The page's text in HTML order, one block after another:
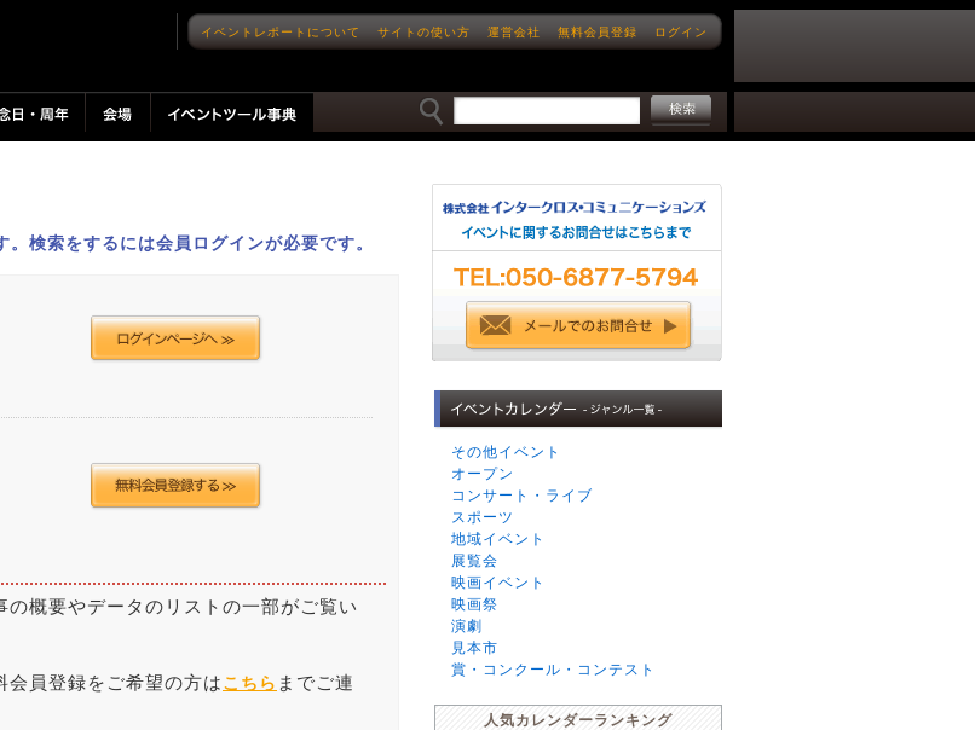
イベントレポートについて サイトの使い方 運営会社 無料会員登録 ログイン
検索をするには会員ログインが必要です。
概要やデータのリストの一部がご覧い
員登録をご希望の方はこちら までご連
その他イベント
オープン
コンサート・ライブ
スポーツ
地域イベント
展覧会
映画イベント
映画祭
演劇
見本市
賞・コンクール・コンテスト
人気カレンダーランキング